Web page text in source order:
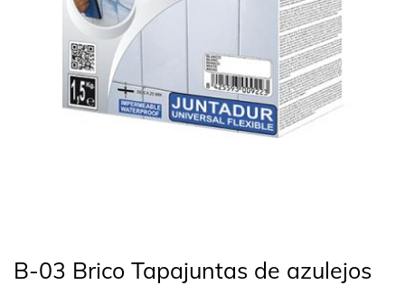
EMPRESA
CONTACTO
B-03 Brico Tapajuntas de azulejos